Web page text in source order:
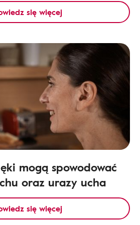
się więcej
mogą spowodować
oraz urazy ucha
się więcej